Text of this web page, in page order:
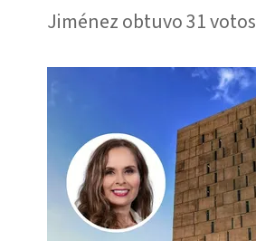
Jiménez obtuvo 31